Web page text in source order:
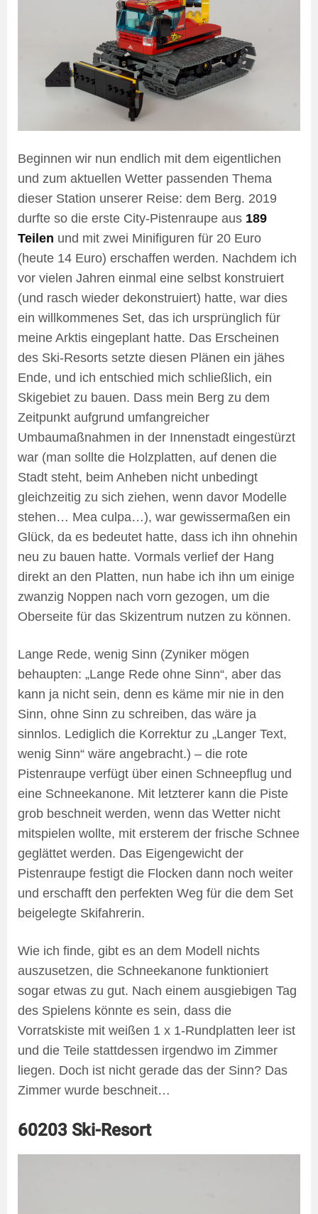
Beginnen wir nun endlich mit dem eigentlichen
und zum aktuellen Wetter passenden Thema
dieser Station unserer Reise: dem Berg. 2019
durfte so die erste City-Pistenraupe aus 189
Teilen und mit zwei Minifiguren für 20 Euro
(heute 14 Euro) erschaffen werden. Nachdem ich
vor vielen Jahren einmal eine selbst konstruiert
(und rasch wieder dekonstruiert) hatte, war dies
ein willkommenes Set, das ich ursprünglich für
meine Arktis eingeplant hatte. Das Erscheinen
des Ski-Resorts setzte diesen Plänen ein jähes
Ende, und ich entschied mich schließlich, ein
Skigebiet zu bauen. Dass mein Berg zu dem
Zeitpunkt aufgrund umfangreicher
Umbaumaßnahmen in der Innenstadt eingestürzt
war (man sollte die Holzplatten, auf denen die
Stadt steht, beim Anheben nicht unbedingt
gleichzeitig zu sich ziehen, wenn davor Modelle
stehen… Mea culpa…), war gewissermaßen ein
Glück, da es bedeutet hatte, dass ich ihn ohnehin
neu zu bauen hatte. Vormals verlief der Hang
direkt an den Platten, nun habe ich ihn um einige
zwanzig Noppen nach vorn gezogen, um die
Oberseite für das Skizentrum nutzen zu können.
Lange Rede, wenig Sinn (Zyniker mögen
behaupten: „Lange Rede ohne Sinn“, aber das
kann ja nicht sein, denn es käme mir nie in den
Sinn, ohne Sinn zu schreiben, das wäre ja
sinnlos. Lediglich die Korrektur zu „Langer Text,
wenig Sinn“ wäre angebracht.) – die rote
Pistenraupe verfügt über einen Schneepflug und
eine Schneekanone. Mit letzterer kann die Piste
grob beschneit werden, wenn das Wetter nicht
mitspielen wollte, mit ersterem der frische Schnee
geglättet werden. Das Eigengewicht der
Pistenraupe festigt die Flocken dann noch weiter
und erschafft den perfekten Weg für die dem Set
beigelegte Skifahrerin.
Wie ich finde, gibt es an dem Modell nichts
auszusetzen, die Schneekanone funktioniert
sogar etwas zu gut. Nach einem ausgiebigen Tag
des Spielens könnte es sein, dass die
Vorratskiste mit weißen 1 x 1-Rundplatten leer ist
und die Teile stattdessen irgendwo im Zimmer
liegen. Doch ist nicht gerade das der Sinn? Das
Zimmer wurde beschneit…
60203 Ski-Resort